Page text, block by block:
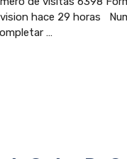
hace 29 horas
…